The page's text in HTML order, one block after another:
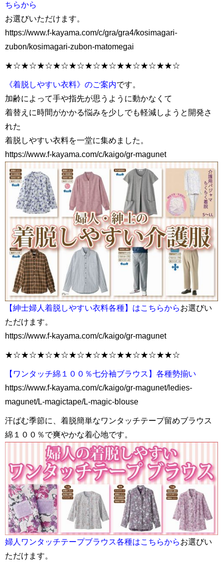
ちらから
お選びいただけます。
https://www.f-kayama.com/c/gra/gra4/kosimagari-
zubon/kosimagari-zubon-matomegai
★☆★☆★☆★☆★☆★☆★☆★★☆★☆★★☆
《着脱しやすい衣料》のご案内です。
加齢によって手や指先が思うように動かなくて
着替えに時間がかかる悩みを少しでも軽減しようと開発さ
れた
着脱しやすい衣料を一堂に集めました。
https://www.f-kayama.com/c/kaigo/gr-magunet
【紳士婦人着脱しやすい衣料各種】はこちらからお選びい
ただけます。
https://www.f-kayama.com/c/kaigo/gr-magunet
★☆★☆★☆★☆★☆★☆★☆★★☆★☆★★☆
【ワンタッチ綿１００％七分袖ブラウス】各種勢揃い
https://www.f-kayama.com/c/kaigo/gr-magunet/ledies-
magunet/L-magictape/L-magic-blouse
汗ばむ季節に、着脱簡単なワンタッチテープ留めブラウス
綿１００％で爽やかな着心地です。
婦人ワンタッチテープブラウス各種はこちらからお選びい
ただけます。